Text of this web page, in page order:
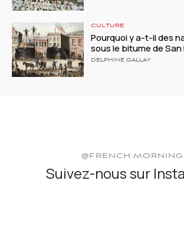
CULTURE
Pourquoi y a-t-il des
sous le bitume de San
DELPHINE GALLAY
@FRENCH.MORNING
Suivez-nous sur